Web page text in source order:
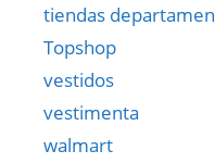
tiendas
Topshop
vestidos
vestimenta
walmart